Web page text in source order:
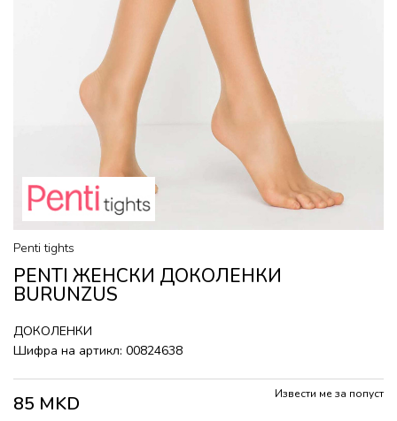
Penti tights
PENTI ЖЕНСКИ ДОКОЛЕНКИ
BURUNZUS
ДОКОЛЕНКИ
Шифра на артикл: 00824638
85 MKD Извести ме за попуст